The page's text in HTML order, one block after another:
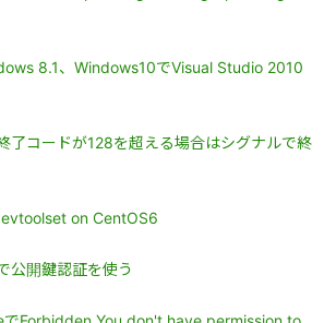
8.1、Windows10でVisual Studio 2010
了コードが128を超える場合はシグナルで終
on CentOS6
公開鍵認証を使う